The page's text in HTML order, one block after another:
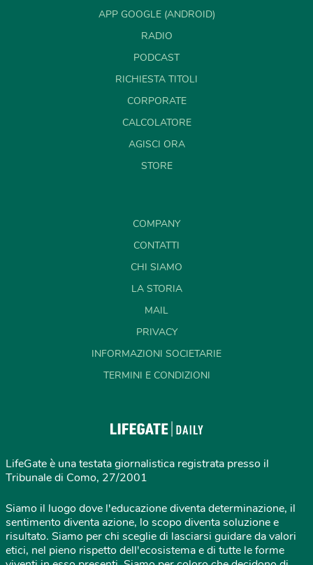
APP GOOGLE (ANDROID)
RADIO
PODCAST
RICHIESTA TITOLI
CORPORATE
CALCOLATORE
AGISCI ORA
STORE
COMPANY
CONTATTI
CHI SIAMO
LA STORIA
MAIL
PRIVACY
INFORMAZIONI SOCIETARIE
TERMINI E CONDIZIONI
LifeGate è una testata giornalistica registrata presso il
Tribunale di Como, 27/2001
Siamo il luogo dove l'educazione diventa determinazione, il
sentimento diventa azione, lo scopo diventa soluzione e
risultato. Siamo per chi sceglie di lasciarsi guidare da valori
etici, nel pieno rispetto dell'ecosistema e di tutte le forme